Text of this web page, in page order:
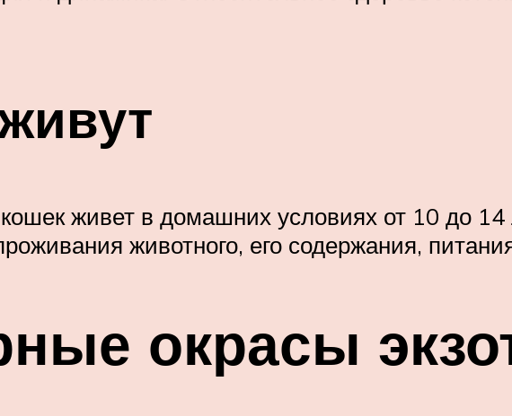
живет в домашних условиях от 10 до
животного, его содержания,
окрасы